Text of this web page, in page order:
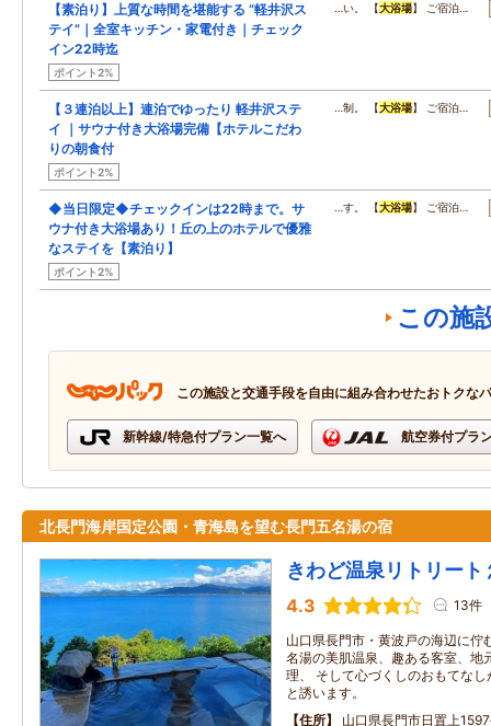
【素泊り】上質な時間を堪能する ”軽井沢ス
テイ”｜全室キッチン・家電付き｜チェック
イン22時迄
ポイント2%
…い。 【大浴場】 ご宿泊…
【３連泊以上】連泊でゆったり 軽井沢ステ
イ ｜サウナ付き大浴場完備【ホテルこだわ
りの朝食付
ポイント2%
…制。 【大浴場】 ご宿泊…
◆当日限定◆チェックインは22時まで。サ
ウナ付き大浴場あり！丘の上のホテルで優雅
なステイを【素泊り】
ポイント2%
…す。 【大浴場】 ご宿泊…
この施
この施設と交通手段を自由に組み合わせたおトクな
新幹線/特急付プラン一覧へ 航空券付プラ
北長門海岸国定公園・青海島を望む長門五名湯の宿
きわど温泉リトリート
4.3 13件
山口県長門市・黄波戸の海辺に佇
名湯の美肌温泉、趣ある客室、地
理、 そして心づくしのおもてな
と誘います。
住所
山口県長門市日置上